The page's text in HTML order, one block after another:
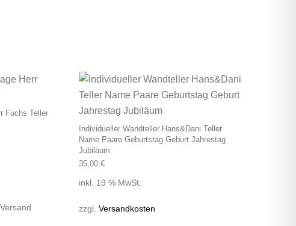
Fuchs Teller
Individueller Wandteller Hans&Dani Teller
Name Paare Geburtstag Geburt Jahrestag
Jubiläum
35,00 €
inkl. 19 % MwSt.
zzgl. Versandkosten